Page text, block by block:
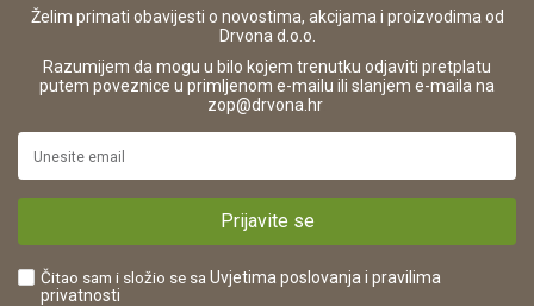
42821181683
16280
https://www.drvona.hr/
POREZNI BROJ:
Korištenje kolačića
Pravo na odustajanje i jednostrani raskid ugovora
Reklamacije
Plaćanje karticama
Što dobivam registracijom?
Želim primati obavijesti o novostima, akcijama i proizvodima od
Drvona d.o.o.
Razumijem da mogu u bilo kojem trenutku odjaviti pretplatu
putem poveznice u primljenom e-mailu ili slanjem e-maila na
zop@drvona.hr
Prijavite se
Čitao sam i složio se sa Uvjetima poslovanja i pravilima
privatnosti